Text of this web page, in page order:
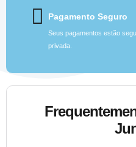
Pagamento Seguro
Seus pagamentos estão
privada.